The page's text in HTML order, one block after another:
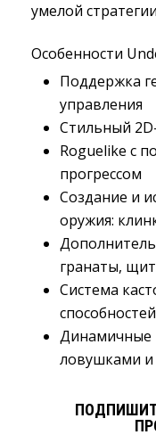
умелой
Особенности
Поддержка
управления
Стильный
Roguelike с
прогрессом
Создание и
оружия:
гранаты,
Система
способностей
Динамичные
ловушками и